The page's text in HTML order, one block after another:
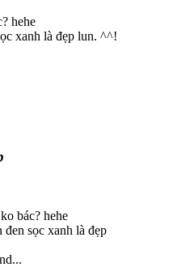
hehe
xanh là đẹp lun. ^^!
bác? hehe
đen sọc xanh là đẹp